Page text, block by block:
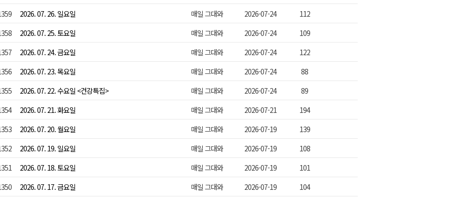
2026. 07. 26. 일요일 매일 그대와 2026-07-24
112
2026. 07. 25. 토요일 매일 그대와 2026-07-24
109
2026. 07. 24. 금요일 매일 그대와 2026-07-24
122
2026. 07. 23. 목요일 매일 그대와 2026-07-24
88
2026. 07. 22. 수요일 <건강특집> 매일 그대와 2026-07-24
89
2026. 07. 21. 화요일 매일 그대와 2026-07-21
194
2026. 07. 20. 월요일 매일 그대와 2026-07-19
139
2026. 07. 19. 일요일 매일 그대와 2026-07-19
108
2026. 07. 18. 토요일 매일 그대와 2026-07-19
101
2026. 07. 17. 금요일 매일 그대와 2026-07-19 104